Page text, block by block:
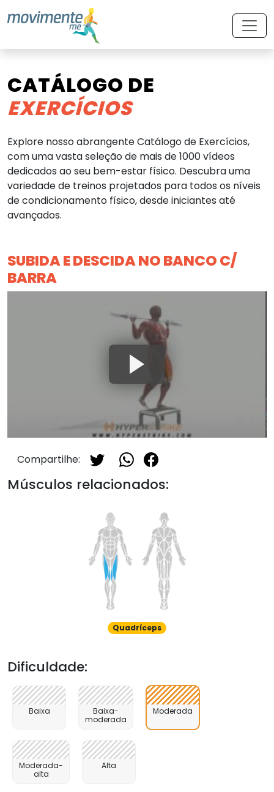
CATÁLOGO DE
EXERCÍCIOS
Explore nosso abrangente Catálogo de Exercícios,
com uma vasta seleção de mais de 1000 vídeos
dedicados ao seu bem-estar físico. Descubra uma
variedade de treinos projetados para todos os níveis
de condicionamento físico, desde iniciantes até
avançados.
SUBIDA E DESCIDA NO BANCO C/
BARRA
Compartilhe:
Músculos relacionados:
Quadríceps
Dificuldade:
Baixa
Baixa-
moderada
Moderada
Moderada-
alta
Alta